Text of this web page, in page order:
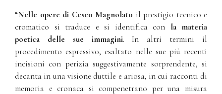
“Nelle opere di Cesco Magnolato il prestigio tecnico e
cromatico si traduce e si identifica con la materia
poetica delle sue immagini. In altri termini il
procedimento espressivo, esaltato nelle sue più recenti
incisioni con perizia suggestivamente sorprendente, si
decanta in una visione duttile e ariosa, in cui racconti di
memoria e cronaca si compenetrano per una misura